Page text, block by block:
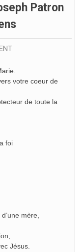
Patron
votre coeur de
de toute la
foi
mère,
Jésus.